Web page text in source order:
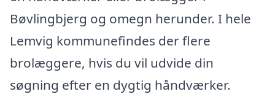
Bøvlingbjerg og omegn herunder. I hele
Lemvig kommunefindes der flere
brolæggere, hvis du vil udvide din
søgning efter en dygtig håndværker.